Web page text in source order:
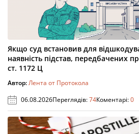
Якщо суд встановив для
наявність підстав, передбачених
ст. 1172 Ц
Автор:Лента от Протокола
06.08.2026Переглядів:74Коментарі:0